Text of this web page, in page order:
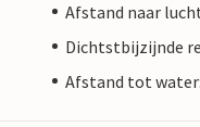
Afstand naar
Dichtstbijzijnde
Afstand tot